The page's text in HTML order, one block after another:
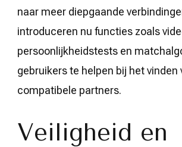
naar meer diepgaande
introduceren nu functies zoals
persoonlijkheidstests en
gebruikers te helpen bij het vinden
compatibele partners.
Veiligheid en